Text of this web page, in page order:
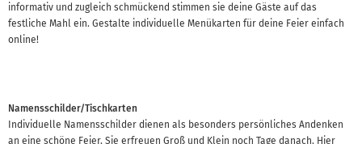
informativ und zugleich schmückend stimmen sie deine Gäste auf das
festliche Mahl ein. Gestalte individuelle Menükarten für deine Feier einfach
online!
Namensschilder/Tischkarten
Individuelle Namensschilder dienen als besonders persönliches Andenken
an eine schöne Feier. Sie erfreuen Groß und Klein noch Tage danach. Hier